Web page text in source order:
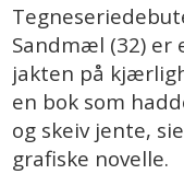
Sandmæl (32) er
jakten på
en bok som
og skeiv jente,
grafiske novelle.